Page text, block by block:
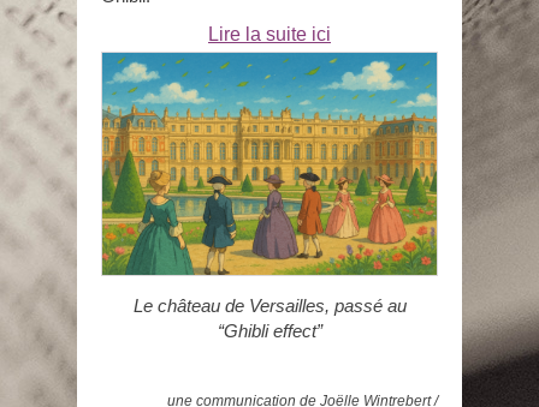
Lire la suite ici
Le château de Versailles, passé au
“Ghibli effect”
une communication de Joëlle Wintrebert /